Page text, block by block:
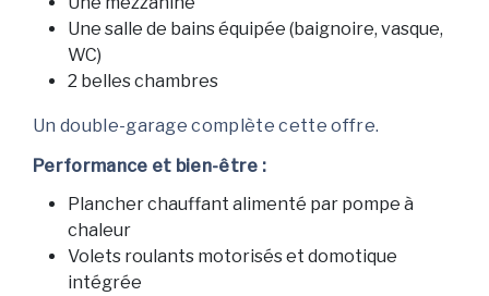
Une salle de bains équipée (baignoire, vasque,
WC)
2 belles chambres
Un double-garage complète cette offre.
Performance et bien-être :
Plancher chauffant alimenté par pompe à
chaleur
Volets roulants motorisés et domotique
intégrée